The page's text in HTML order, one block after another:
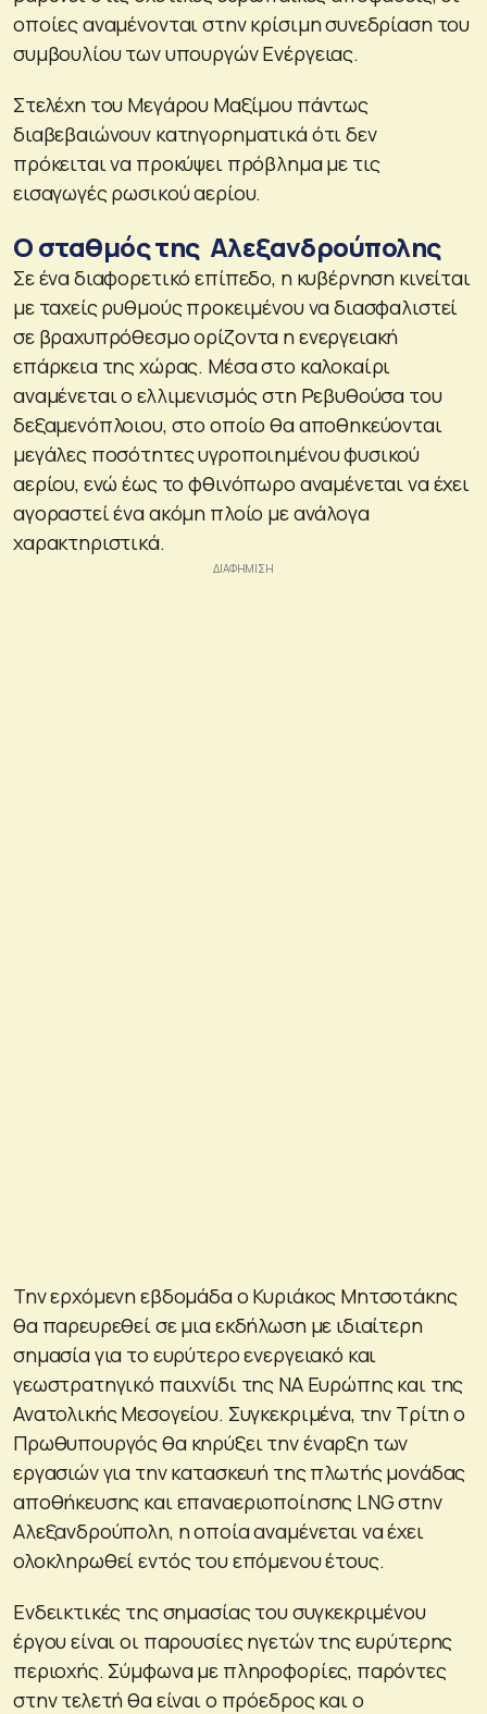
οποίες αναμένονται στην κρίσιμη συνεδρίαση του
συμβουλίου των υπουργών Ενέργειας.
Στελέχη του Μεγάρου Μαξίμου πάντως
διαβεβαιώνουν κατηγορηματικά ότι δεν
πρόκειται να προκύψει πρόβλημα με τις
εισαγωγές ρωσικού αερίου.
Ο σταθμός της Αλεξανδρούπολης
Σε ένα διαφορετικό επίπεδο, η κυβέρνηση κινείται
με ταχείς ρυθμούς προκειμένου να διασφαλιστεί
σε βραχυπρόθεσμο ορίζοντα η ενεργειακή
επάρκεια της χώρας. Μέσα στο καλοκαίρι
αναμένεται ο ελλιμενισμός στη Ρεβυθούσα του
δεξαμενόπλοιου, στο οποίο θα αποθηκεύονται
μεγάλες ποσότητες υγροποιημένου φυσικού
αερίου, ενώ έως το φθινόπωρο αναμένεται να έχει
αγοραστεί ένα ακόμη πλοίο με ανάλογα
χαρακτηριστικά.
Την ερχόμενη εβδομάδα ο Κυριάκος Μητσοτάκης
θα παρευρεθεί σε μια εκδήλωση με ιδιαίτερη
σημασία για το ευρύτερο ενεργειακό και
γεωστρατηγικό παιχνίδι της ΝΑ Ευρώπης και της
Ανατολικής Μεσογείου. Συγκεκριμένα, την Τρίτη ο
Πρωθυπουργός θα κηρύξει την έναρξη των
εργασιών για την κατασκευή της πλωτής μονάδας
αποθήκευσης και επαναεριοποίησης LNG στην
Αλεξανδρούπολη, η οποία αναμένεται να έχει
ολοκληρωθεί εντός του επόμενου έτους.
Ενδεικτικές της σημασίας του συγκεκριμένου
έργου είναι οι παρουσίες ηγετών της ευρύτερης
περιοχής. Σύμφωνα με πληροφορίες, παρόντες
στην τελετή θα είναι ο πρόεδρος και ο